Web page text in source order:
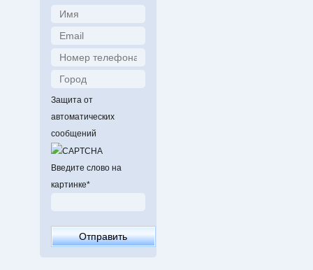
Защита от
автоматических
сообщений
Введите слово на
картинке*